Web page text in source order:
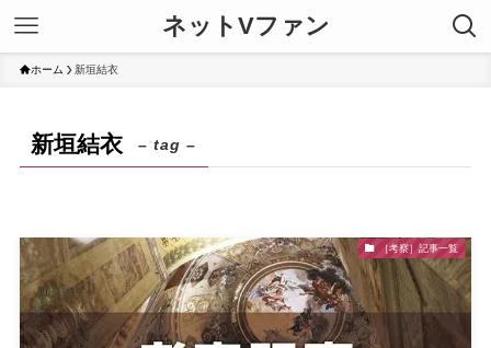
ネットVファン
ホーム 新垣結衣
新垣結衣 – tag –
［考察］記事一覧